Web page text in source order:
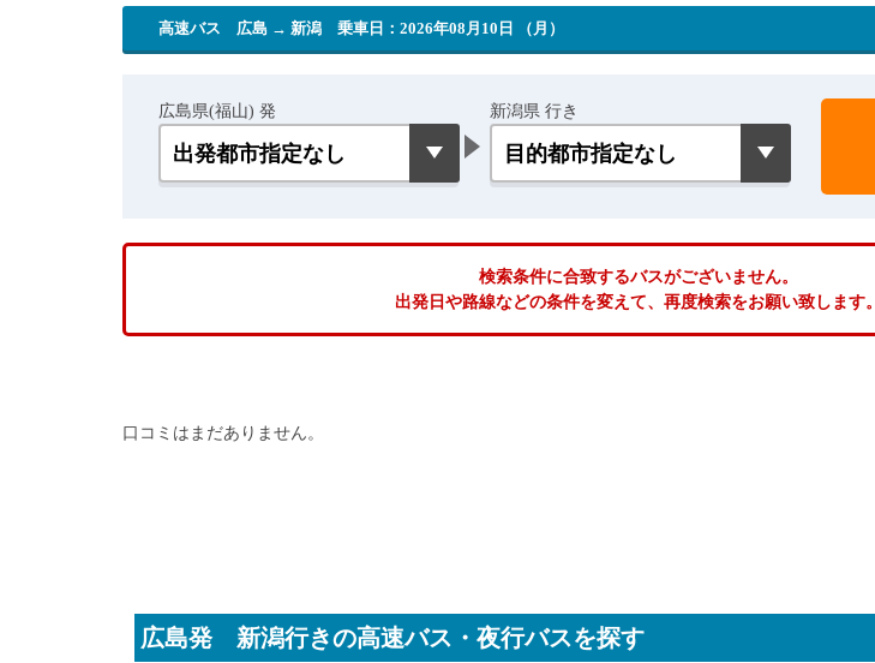
高速バス 広島 → 新潟 乗車日：2026年08月10日 （月）
広島県(福山) 発 新潟県 行き
検索条件に合致するバスがございません。
出発日や路線などの条件を変えて、再度検索をお願い致します。
口コミはまだありません。
広島発 新潟行きの高速バス・夜行バスを探す